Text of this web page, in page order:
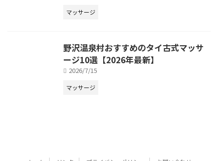
マッサージ
野沢温泉村おすすめのタイ古式マッサ
ージ10選【2026年最新】
2026/7/15
マッサージ